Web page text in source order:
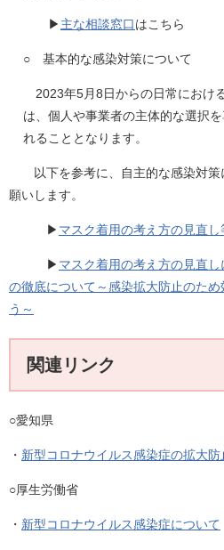
▶ 主な相談窓口はこちら
○ 基本的な感染対策について
2023年5月8日からの日常におけ
は、個人や事業者の主体的な選択
れることとなります。
以下を参考に、自主的な感染対策
願いします。
▶​ マスク着用の考え方の見直し
▶​ マスク着用の考え方の見直
の徹底について～感染拡大防止のた
う～
関連リンク
○愛知県
・ 新型コロナウイルス感染症の拡大防
○厚生労働省
・ 新型コロナウイルス感染症について